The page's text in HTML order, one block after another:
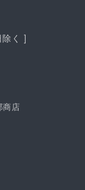
く ]
商店